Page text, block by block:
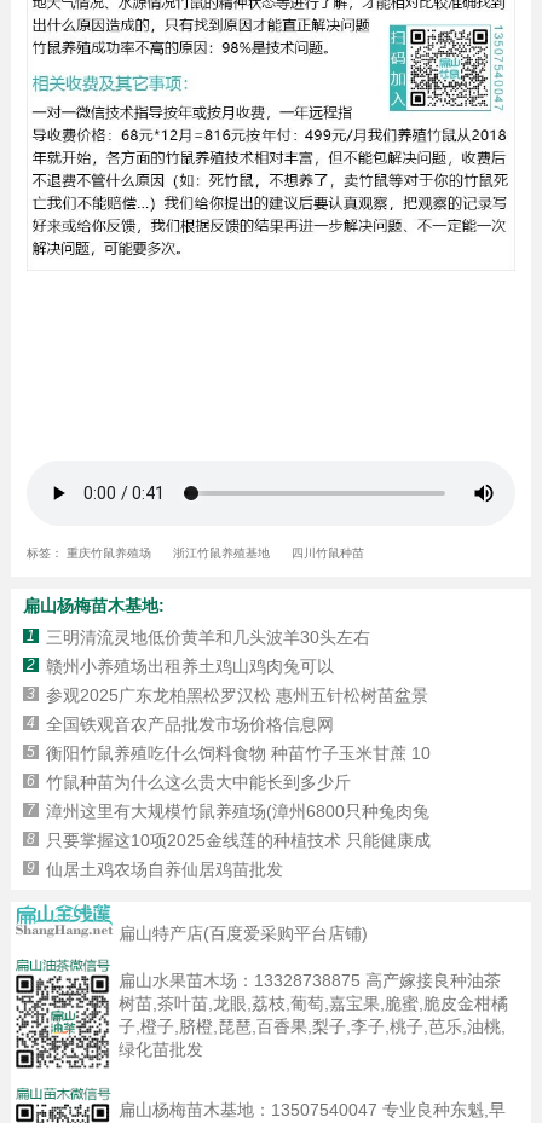
标签： 重庆竹鼠养殖场 浙江竹鼠养殖基地 四川竹鼠种苗
扁山杨梅苗木基地:
1 三明清流灵地低价黄羊和几头波羊30头左右
2 赣州小养殖场出租养土鸡山鸡肉兔可以
3 参观2025广东龙柏黑松罗汉松 惠州五针松树苗盆景
4 全国铁观音农产品批发市场价格信息网
5 衡阳竹鼠养殖吃什么饲料食物 种苗竹子玉米甘蔗 10
6 竹鼠种苗为什么这么贵大中能长到多少斤
7 漳州这里有大规模竹鼠养殖场(漳州6800只种兔肉兔
8 只要掌握这10项2025金线莲的种植技术 只能健康成
9 仙居土鸡农场自养仙居鸡苗批发
扁山特产店(百度爱采购平台店铺)
扁山水果苗木场： 13328738875 高产嫁接良种油茶
树苗,茶叶苗,龙眼,荔枝,葡萄,嘉宝果,脆蜜,脆皮金柑橘
子,橙子,脐橙,琵琶,百香果,梨子,李子,桃子,芭乐,油桃,
绿化苗批发
扁山杨梅苗木基地： 13507540047 专业良种东魁,早